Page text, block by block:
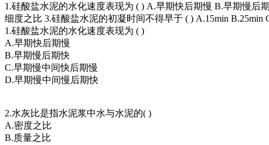
1.硅酸盐水泥的水化速度表现为 ( ) A.早期快后期慢 B.早期慢后
细度之比 3.硅酸盐水泥的初凝时间不得早于 ( ) A.15min B.25min
1.硅酸盐水泥的水化速度表现为 ( )
A.早期快后期慢
B.早期慢后期快
C.早期慢中间快后期慢
D.早期慢中间慢后期快
2.水灰比是指水泥浆中水与水泥的( )
A.密度之比
B.质量之比